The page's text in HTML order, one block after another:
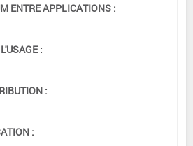
ENTRE APPLICATIONS :
:
:
: